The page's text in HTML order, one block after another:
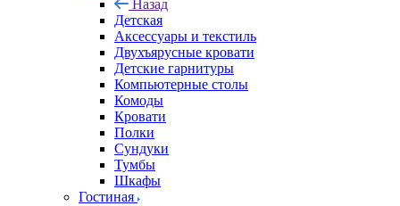
Назад
Детская
Аксессуары и текстиль
Двухъярусные кровати
Детские гарнитуры
Компьютерные столы
Комоды
Кровати
Полки
Сундуки
Тумбы
Шкафы
Гостиная